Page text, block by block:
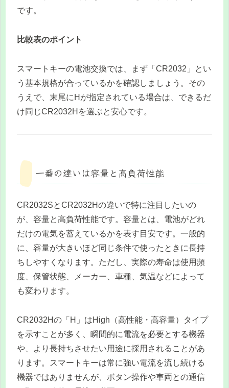
です。
比較表のポイント
スマートキーの電池交換では、まず「CR2032」とい
う基本規格が合っているかを確認しましょう。その
うえで、末尾にHが指定されている場合は、できるだ
け同じCR2032Hを選ぶと安心です。
一番の違いは容量と高負荷性能
CR2032SとCR2032Hの違いで特に注目したいの
が、容量と高負荷性能です。容量とは、電池がどれ
だけの電気を蓄えているかを表す目安です。一般的
に、容量が大きいほど同じ条件で使ったときに長持
ちしやすくなります。ただし、実際の寿命は使用頻
度、保管状態、メーカー、車種、気温などによって
も変わります。
CR2032Hの「H」はHigh（高性能・高容量）タイプ
を示すことが多く、瞬間的に電流を必要とする機器
や、より長持ちさせたい用途に採用されることがあ
ります。スマートキーは常に強い電流を流し続ける
機器ではありませんが、ボタン操作や車両との通信